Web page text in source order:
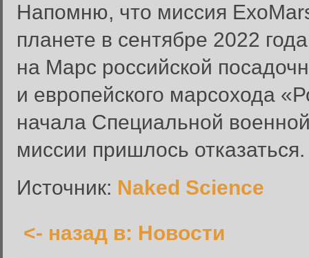
Напомню, что миссия
планете в сентябре 2022
на Марс российской
и европейского марсохода
начала Специальной
миссии пришлось отказаться.
Источник: Naked Science
<- назад в: Новости
Введите свое имя
Инструкция по сбросу
введенному адресу.
Сбросить пароль
Вернуться к форме входа в